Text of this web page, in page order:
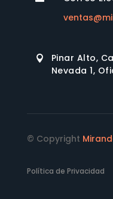

Pinar Alto,
Nevada 1,
© Copyright
Política de Privacidad